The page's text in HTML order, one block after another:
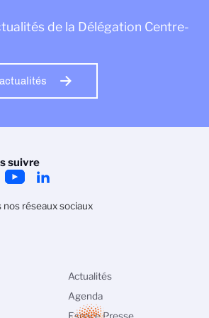
de la Délégation Centre-
suivre
nos réseaux sociaux
Actualités
Agenda